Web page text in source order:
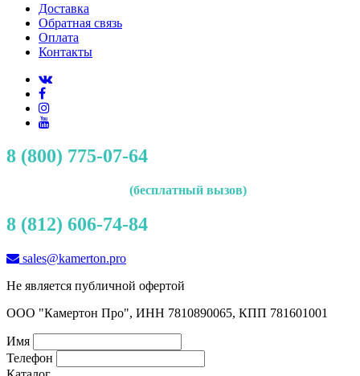
Доставка
Обратная связь
Оплата
Контакты
8 (800) 775-07-64
(бесплатный вызов)
8 (812) 606-74-84
sales@kamerton.pro
Не является публичной офертой
ООО "Камертон Про", ИНН 7810890065, КПП 781601001
Имя
Телефон